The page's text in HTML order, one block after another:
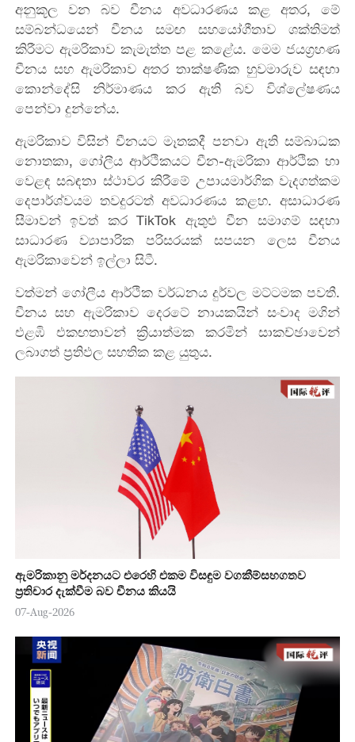
අනුකූල වන බව චීනය අවධාරණය කළ අතර, මේ
සම්බන්ධයෙන් චීනය සමඟ සහයෝගීතාව ශක්තිමත්
කිරීමට ඇමරිකාව කැමැත්ත පළ කළේය. මෙම ජයග්‍රහණ
චීනය සහ ඇමරිකාව අතර තාක්ෂණික හුවමාරුව සඳහා
කොන්දේසි නිර්මාණය කර ඇති බව විශ්ලේෂණය
පෙන්වා දුන්නේය.
ඇමරිකාව විසින් චීනයට මෑතකදී පනවා ඇති සම්බාධක
නොතකා, ගෝලීය ආර්ථිකයට චීන-ඇමරිකා ආර්ථික හා
වෙළඳ සබඳතා ස්ථාවර කිරීමේ උපායමාර්ගික වැදගත්කම
දෙපාර්ශ්වයම තවදුරටත් අවධාරණය කළහ. අසාධාරණ
සීමාවන් ඉවත් කර TikTok ඇතුළු චීන සමාගම් සඳහා
සාධාරණ ව්‍යාපාරික පරිසරයක් සපයන ලෙස චීනය
ඇමරිකාවෙන් ඉල්ලා සිටී.
වත්මන් ගෝලීය ආර්ථික වර්ධනය දුර්වල මට්ටමක පවතී.
චීනය සහ ඇමරිකාව දෙරටේ නායකයින් සංවාද මගින්
එළඹි එකඟතාවන් ක්‍රියාත්මක කරමින් සාකච්ඡාවෙන්
ලබාගත් ප්‍රතිඵල සහතික කළ යුතුය.
ඇමරිකානු මර්දනයට එරෙහි එකම විසඳුම වගකීම්සහගතව
ප්‍රතිචාර දැක්වීම බව චීනය කියයි
07-Aug-2026